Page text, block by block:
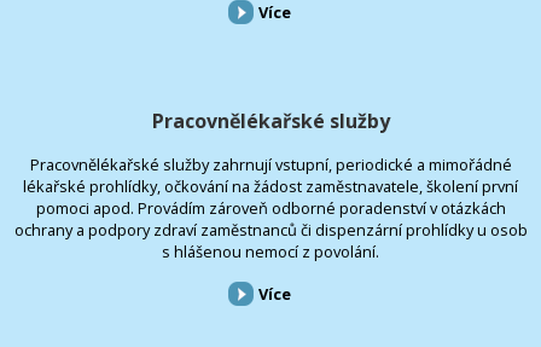
Více
Pracovnělékařské služby
Pracovnělékařské služby zahrnují vstupní, periodické a mimořádné
lékařské prohlídky, očkování na žádost zaměstnavatele, školení první
pomoci apod. Provádím zároveň odborné poradenství v otázkách
ochrany a podpory zdraví zaměstnanců či dispenzární prohlídky u osob
s hlášenou nemocí z povolání.
Více